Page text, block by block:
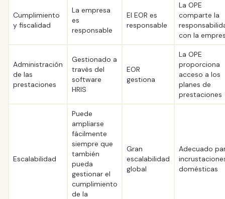
Cumplimiento
y fiscalidad
La empresa
es
responsable
El EOR es
responsable
La OPE
comparte la
con la
Administración
de las
prestaciones
Gestionado a
través del
software
HRIS
EOR
gestiona
La OPE
proporciona
acceso a los
planes de
prestaciones
Escalabilidad
Puede
ampliarse
fácilmente
siempre que
también
pueda
gestionar el
cumplimiento
de la
Gran
escalabilidad
global
Adecuado
domésticas